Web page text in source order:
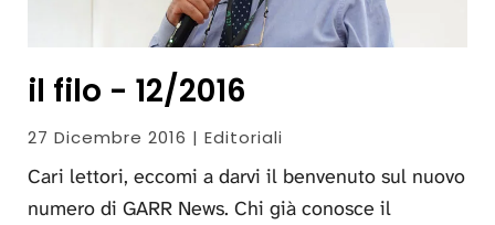
il filo - 12/2016
27 Dicembre 2016 | Editoriali
Cari lettori, eccomi a darvi il benvenuto sul nuovo
numero di GARR News. Chi già conosce il